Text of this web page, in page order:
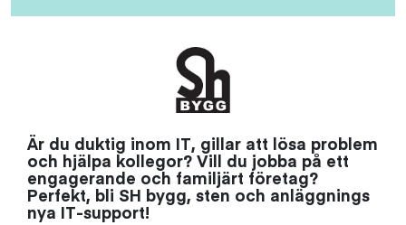
Är du duktig inom IT, gillar att lösa problem
och hjälpa kollegor? Vill du jobba på ett
engagerande och familjärt företag?
Perfekt, bli SH bygg, sten och anläggnings
nya IT-support!